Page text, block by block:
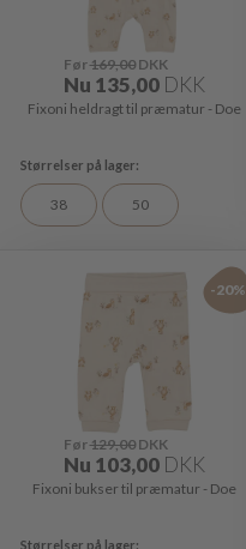
Før169,00DKK
Nu 135,00 DKK
Fixoni heldragt til præmatur - Doe
38 50
-20%
Før129,00DKK
Nu 103,00 DKK
Fixoni bukser til præmatur - Doe